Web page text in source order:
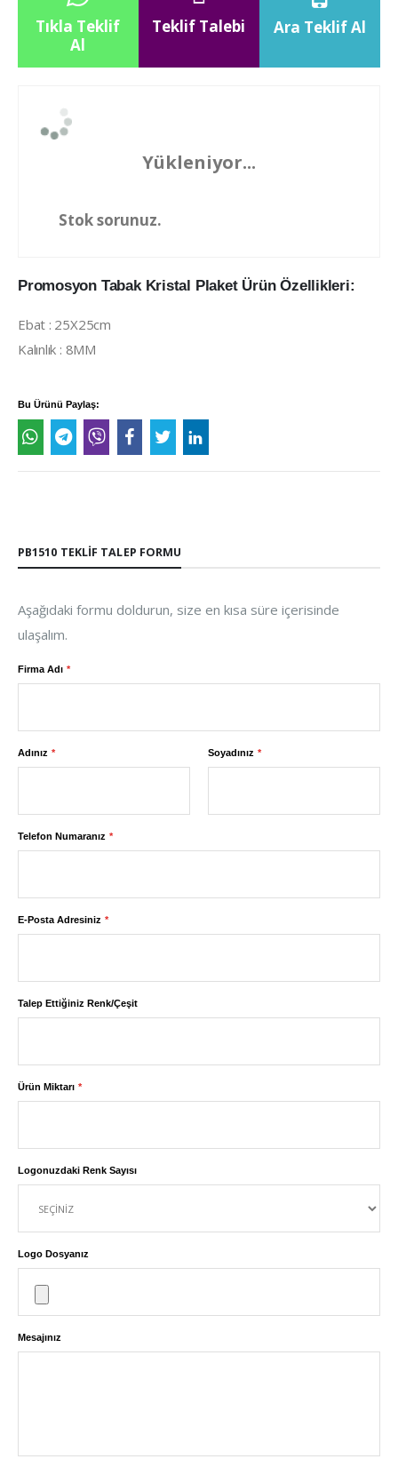
Tıkla Teklif
Al
Teklif Talebi Ara Teklif Al
Yükleniyor...
Stok sorunuz.
Promosyon Tabak Kristal Plaket Ürün Özellikleri:
Ebat : 25X25cm
Kalınlık : 8MM
Bu Ürünü Paylaş:
PB1510 TEKLIF TALEP FORMU
Aşağıdaki formu doldurun, size en kısa süre içerisinde
ulaşalım.
Firma Adı
Adınız Soyadınız
Telefon Numaranız
E-Posta Adresiniz
Talep Ettiğiniz Renk/Çeşit
Ürün Miktarı
Logonuzdaki Renk Sayısı
Logo Dosyanız
Mesajınız